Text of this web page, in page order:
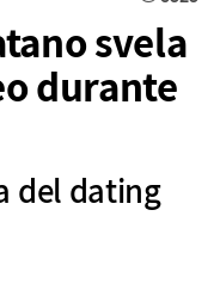
svela
durante
del dating